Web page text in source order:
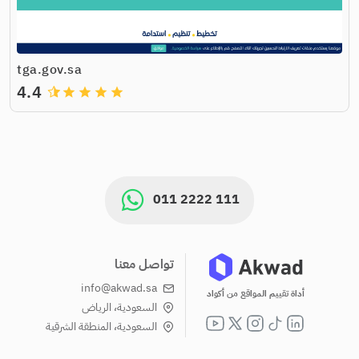
tga.gov.sa
grade
grade
grade
grade
4.4
011 2222 111
أداة تقييم المواقع من أكواد
تواصل معنا
info@akwad.sa
السعودية، الرياض
السعودية، المنطقة الشرقية